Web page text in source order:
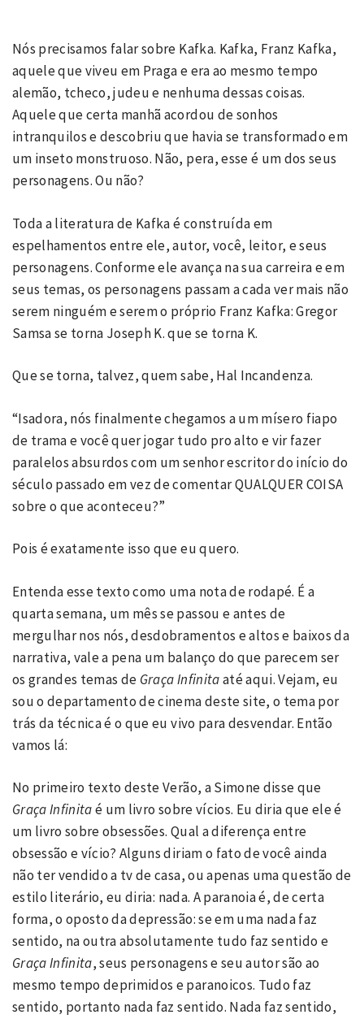
Nós precisamos falar sobre Kafka. Kafka, Franz Kafka,
aquele que viveu em Praga e era ao mesmo tempo
alemão, tcheco, judeu e nenhuma dessas coisas.
Aquele que certa manhã acordou de sonhos
intranquilos e descobriu que havia se transformado em
um inseto monstruoso. Não, pera, esse é um dos seus
personagens. Ou não?
Toda a literatura de Kafka é construída em
espelhamentos entre ele, autor, você, leitor, e seus
personagens. Conforme ele avança na sua carreira e em
seus temas, os personagens passam a cada ver mais não
serem ninguém e serem o próprio Franz Kafka: Gregor
Samsa se torna Joseph K. que se torna K.
Que se torna, talvez, quem sabe, Hal Incandenza.
“Isadora, nós finalmente chegamos a um mísero fiapo
de trama e você quer jogar tudo pro alto e vir fazer
paralelos absurdos com um senhor escritor do início do
século passado em vez de comentar QUALQUER COISA
sobre o que aconteceu?”
Pois é exatamente isso que eu quero.
Entenda esse texto como uma nota de rodapé. É a
quarta semana, um mês se passou e antes de
mergulhar nos nós, desdobramentos e altos e baixos da
narrativa, vale a pena um balanço do que parecem ser
os grandes temas de Graça Infinitaaté aqui. Vejam, eu
sou o departamento de cinema deste site, o tema por
trás da técnica é o que eu vivo para desvendar. Então
vamos lá:
No primeiro texto deste Verão, a Simone disse que
Graça Infinitaé um livro sobre vícios. Eu diria que ele é
um livro sobre obsessões. Qual a diferença entre
obsessão e vício? Alguns diriam o fato de você ainda
não ter vendido a tv de casa, ou apenas uma questão de
estilo literário, eu diria: nada. A paranoia é, de certa
forma, o oposto da depressão: se em uma nada faz
sentido, na outra absolutamente tudo faz sentido e
Graça Infinita, seus personagens e seu autor são ao
mesmo tempo deprimidos e paranoicos. Tudo faz
sentido, portanto nada faz sentido. Nada faz sentido,